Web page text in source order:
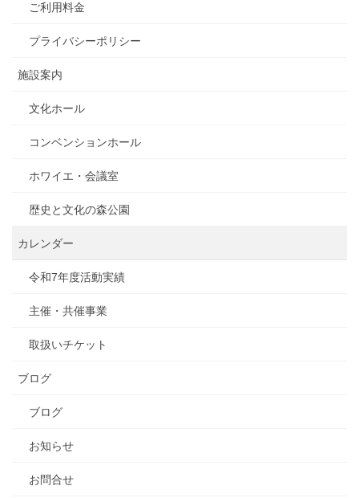
ご利用料金
プライバシーポリシー
施設案内
文化ホール
コンベンションホール
ホワイエ・会議室
歴史と文化の森公園
カレンダー
令和7年度活動実績
主催・共催事業
取扱いチケット
ブログ
ブログ
お知らせ
お問合せ